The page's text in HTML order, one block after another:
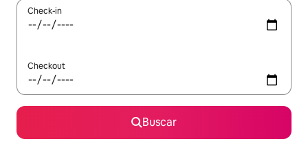
Check-in
Checkout
Buscar